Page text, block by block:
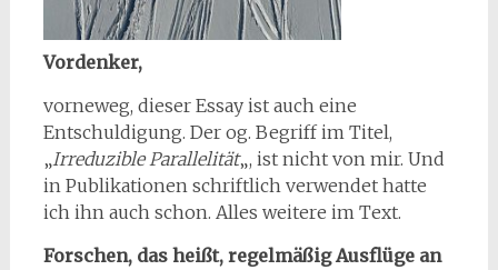
Vordenker,
vorneweg, dieser Essay ist auch eine
Entschuldigung. Der og. Begriff im Titel,
„Irreduzible Parallelität„, ist nicht von mir. Und
in Publikationen schriftlich verwendet hatte
ich ihn auch schon. Alles weitere im Text.
Forschen, das heißt, regelmäßig Ausflüge an